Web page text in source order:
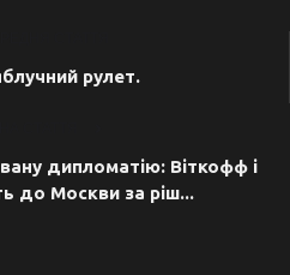
рулет.
дипломатію: Віткофф і
до Москви за ріш...